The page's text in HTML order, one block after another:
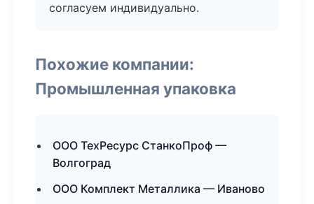
согласуем индивидуально.
Похожие компании:
Промышленная упаковка
ООО ТехРесурс СтанкоПроф —
Волгоград
ООО Комплект Металлика — Иваново